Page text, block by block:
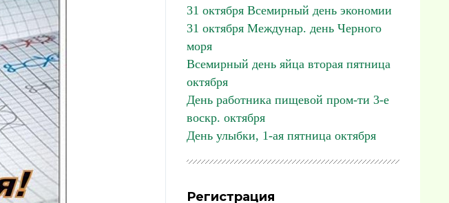
31 октября Всемирный день экономии
31 октября Междунар. день Черного
моря
Всемирный день яйца вторая пятница
октября
День работника пищевой пром-ти 3-е
воскр. октября
День улыбки, 1-ая пятница октября
Регистрация